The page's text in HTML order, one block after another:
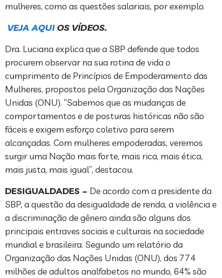
mulheres, como as questões salariais, por exemplo.
VEJA AQUIOS VÍDEOS.
Dra. Luciana explica que a SBP defende que todos
procurem observar na sua rotina de vida o
cumprimento de Princípios de Empoderamento das
Mulheres, propostos pela Organização das Nações
Unidas (ONU). “Sabemos que as mudanças de
comportamentos e de posturas históricas não são
fáceis e exigem esforço coletivo para serem
alcançadas. Com mulheres empoderadas, veremos
surgir uma Nação mais forte, mais rica, mais ética,
mais justa, mais igual”, destacou.
DESIGUALDADES – De acordo com a presidente da
SBP, a questão da desigualdade de renda, a violência e
a discriminação de gênero ainda são alguns dos
principais entraves sociais e culturais na sociedade
mundial e brasileira. Segundo um relatório da
Organização das Nações Unidas (ONU), dos 774
milhões de adultos analfabetos no mundo, 64% são